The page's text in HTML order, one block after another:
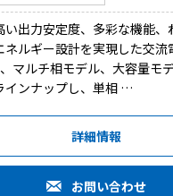
出力安定度、多彩な機能、
ネルギー設計を実現した交流
マルチ相モデル、大容量モ
インナップし、単相 …
詳細情報
お問い合わせ